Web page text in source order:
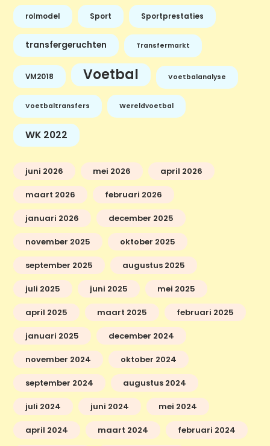
rolmodel Sport Sportprestaties
transfergeruchten Transfermarkt
VM2018 Voetbal Voetbalanalyse
Voetbaltransfers Wereldvoetbal
WK 2022
juni 2026 mei 2026 april 2026
maart 2026 februari 2026
januari 2026 december 2025
november 2025 oktober 2025
september 2025 augustus 2025
juli 2025 juni 2025 mei 2025
april 2025 maart 2025 februari 2025
januari 2025 december 2024
november 2024 oktober 2024
september 2024 augustus 2024
juli 2024 juni 2024 mei 2024
april 2024 maart 2024 februari 2024